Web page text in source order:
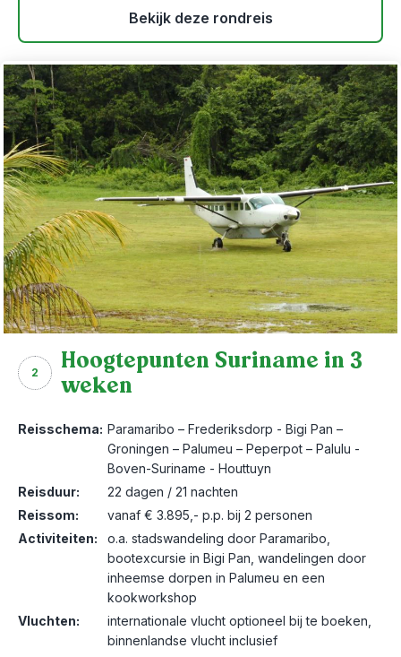
Bekijk deze rondreis
2
Hoogtepunten Suriname in 3
weken
Reisschema: Paramaribo – Frederiksdorp - Bigi Pan –
Groningen – Palumeu – Peperpot – Palulu -
Boven-Suriname - Houttuyn
Reisduur:
22 dagen / 21 nachten
Reissom:
vanaf € 3.895,- p.p. bij 2 personen
Activiteiten:
o.a. stadswandeling door Paramaribo,
bootexcursie in Bigi Pan, wandelingen door
inheemse dorpen in Palumeu en een
kookworkshop
Vluchten:
internationale vlucht optioneel bij te boeken,
binnenlandse vlucht inclusief